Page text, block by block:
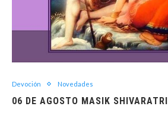
Devoción Novedades
06 DE AGOSTO MASIK SHIVARATRI